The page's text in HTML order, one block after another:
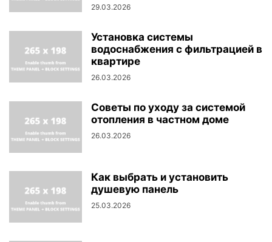
29.03.2026
Установка системы
водоснабжения с фильтрацией в
квартире
26.03.2026
Советы по уходу за системой
отопления в частном доме
26.03.2026
Как выбрать и установить
душевую панель
25.03.2026